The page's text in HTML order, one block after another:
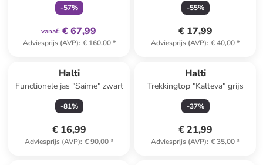
-57%
vanaf: € 67,99
Adviesprijs (AVP): € 160,00*
-55%
€ 17,99
Adviesprijs (AVP): € 40,00*
Halti
Functionele jas "Saime" zwart
-81%
€ 16,99
Adviesprijs (AVP): € 90,00*
Halti
Trekkingtop "Kalteva" grijs
-37%
€ 21,99
Adviesprijs (AVP): € 35,00*